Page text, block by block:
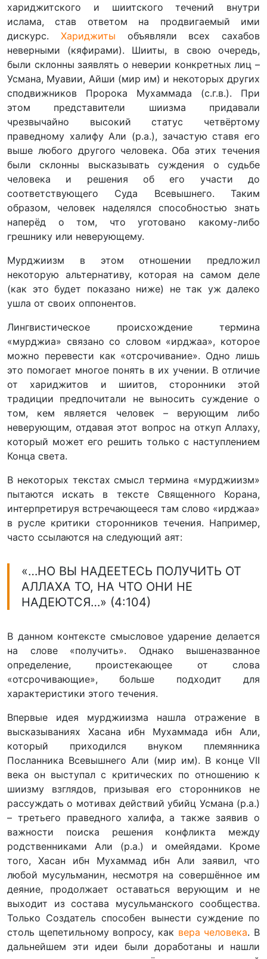
хариджитского и шиитского течений внутри
ислама, став ответом на продвигаемый ими
дискурс. Хариджиты объявляли всех сахабов
неверными (кяфирами). Шииты, в свою очередь,
были склонны заявлять о неверии конкретных лиц –
Усмана, Муавии, Айши (мир им) и некоторых других
сподвижников Пророка Мухаммада (с.г.в.). При
этом представители шиизма придавали
чрезвычайно высокий статус четвёртому
праведному халифу Али (р.а.), зачастую ставя его
выше любого другого человека. Оба этих течения
были склонны высказывать суждения о судьбе
человека и решения об его участи до
соответствующего Суда Всевышнего. Таким
образом, человек наделялся способностью знать
наперёд о том, что уготовано какому-либо
грешнику или неверующему.
Мурджиизм в этом отношении предложил
некоторую альтернативу, которая на самом деле
(как это будет показано ниже) не так уж далеко
ушла от своих оппонентов.
Лингвистическое происхождение термина
«мурджиа» связано со словом «ирджаа», которое
можно перевести как «отсрочивание». Одно лишь
это помогает многое понять в их учении. В отличие
от хариджитов и шиитов, сторонники этой
традиции предпочитали не выносить суждение о
том, кем является человек – верующим либо
неверующим, отдавая этот вопрос на откуп Аллаху,
который может его решить только с наступлением
Конца света.
В некоторых текстах смысл термина «мурджиизм»
пытаются искать в тексте Священного Корана,
интерпретируя встречающееся там слово «ирджаа»
в русле критики сторонников течения. Например,
часто ссылаются на следующий аят:
«…НО ВЫ НАДЕЕТЕСЬ ПОЛУЧИТЬ ОТ
АЛЛАХА ТО, НА ЧТО ОНИ НЕ
НАДЕЮТСЯ…» (4:104)
В данном контексте смысловое ударение делается
на слове «получить». Однако вышеназванное
определение, проистекающее от слова
«отсрочивающие», больше подходит для
характеристики этого течения.
Впервые идея мурджиизма нашла отражение в
высказываниях Хасана ибн Мухаммада ибн Али,
который приходился внуком племянника
Посланника Всевышнего Али (мир им). В конце VII
века он выступал с критических по отношению к
шиизму взглядов, призывая его сторонников не
рассуждать о мотивах действий убийц Усмана (р.а.)
– третьего праведного халифа, а также заявив о
важности поиска решения конфликта между
родственниками Али (р.а.) и омейядами. Кроме
того, Хасан ибн Мухаммад ибн Али заявил, что
любой мусульманин, несмотря на совершённое им
деяние, продолжает оставаться верующим и не
выходит из состава мусульманского сообщества.
Только Создатель способен вынести суждение по
столь щепетильному вопросу, как вера человека. В
дальнейшем эти идеи были доработаны и нашли